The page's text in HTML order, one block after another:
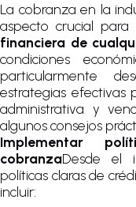
La cobranza en la
aspecto crucial para
financiera de
condiciones
particularmente
estrategias efectivas
administrativa y
algunos consejos
Implementar
cobranzaDesde el
políticas claras de
incluir: